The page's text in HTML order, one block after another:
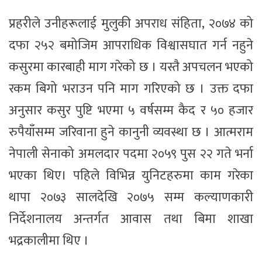
प्रहरीले उनीहरूलाई मुलुकी अपराध संहिता, २०७४ को
दफा २५२ बमोजिम आपराधिक विश्वासघात गर्न नहुने
कसुरमा कारबाही माग गरेको छ । यस्तै अपचलन भएको
रकम बिगो भराउन पनि माग गरिएको छ । उक्त दफा
अनुसार कसुर पुष्टि भएमा ५ वर्षसम्म कैद र ५० हजार
रुपैयाँसम्म जरिवाना हुने कानुनी व्यवस्था छ । आत्मराम
नेपाली सेनाको अमलदार पदमा २०५९ पुस २२ गते भर्ना
भएका थिए। पहिले विभिन्न युनिटहरुमा काम गरेका
थापा २०७३ सालदेखि २०७५ सम्म कल्याणकारी
निर्देशनालय अन्तर्गत आवास तथा बिमा शाखा
भद्रकालीमा थिए ।